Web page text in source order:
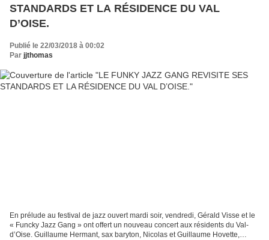
STANDARDS ET LA RÉSIDENCE DU VAL
D’OISE.
Publié le 22/03/2018 à 00:02
Par jjthomas
En prélude au festival de jazz ouvert mardi soir, vendredi, Gérald Visse et le
« Funcky Jazz Gang » ont offert un nouveau concert aux résidents du Val-
d’Oise. Guillaume Hermant, sax baryton, Nicolas et Guillaume Hovette,